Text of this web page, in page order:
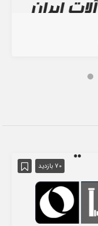
70 بازدید